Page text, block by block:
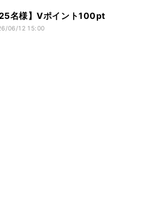
25名様】Vポイント100pt
06/12 15:00